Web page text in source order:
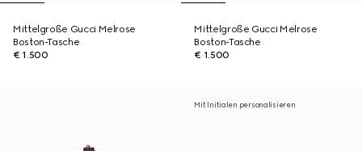
Mittelgroße Gucci Melrose
Boston-Tasche
€ 1.500
Mittelgroße Gucci Melrose
Boston-Tasche
€ 1.500
Mit Initialen personalisieren